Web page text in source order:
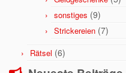
sonstiges (9)
Strickereien (7)
Rätsel (6)